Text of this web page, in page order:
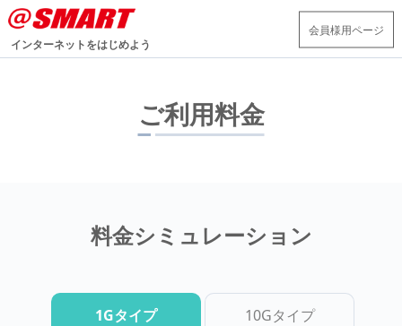
インターネットをはじめよう
会員様用ページ
ご利用料金
料金シミュレーション
1Gタイプ 10Gタイプ